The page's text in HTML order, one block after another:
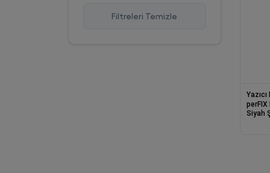
En Çok Favorilenen
Filtreleri Temizle
perFIX
Siyah